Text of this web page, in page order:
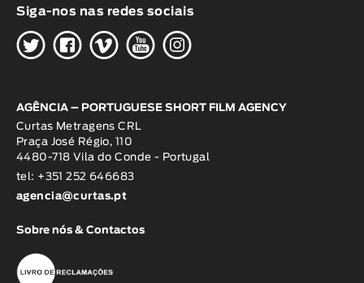
Siga-nos nas redes sociais
HGWOK
AGÊNCIA – PORTUGUESE SHORT FILM AGENCY
Curtas Metragens CRL
Praça José Régio, 110
4480-718 Vila do Conde - Portugal
tel: +351 252 646683
agencia@curtas.pt
Sobre nós & Contactos